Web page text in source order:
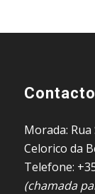
Morada: Rua
Celorico da
Telefone:
(chamada